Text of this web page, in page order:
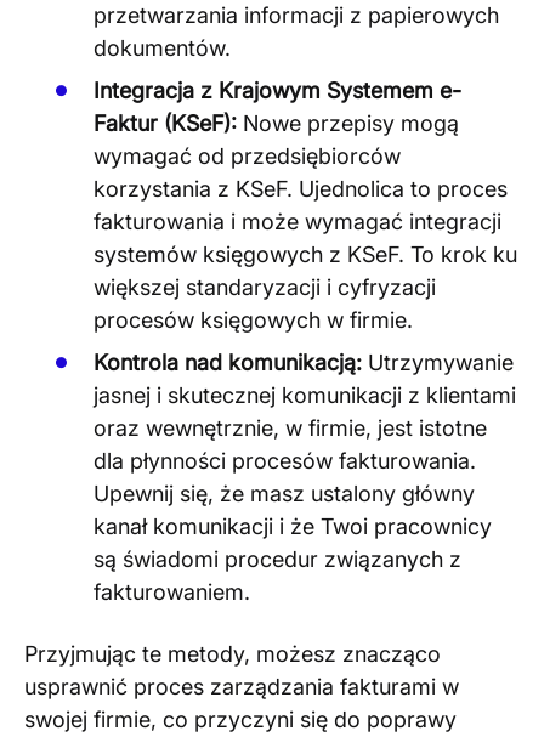
przetwarzania informacji z papierowych
dokumentów​​.
Integracja z Krajowym Systemem e-
Faktur (KSeF): Nowe przepisy mogą
wymagać od przedsiębiorców
korzystania z KSeF. Ujednolica to proces
fakturowania i może wymagać integracji
systemów księgowych z KSeF. To krok ku
większej standaryzacji i cyfryzacji
procesów księgowych w firmie​​.
Kontrola nad komunikacją: Utrzymywanie
jasnej i skutecznej komunikacji z klientami
oraz wewnętrznie, w firmie, jest istotne
dla płynności procesów fakturowania.
Upewnij się, że masz ustalony główny
kanał komunikacji i że Twoi pracownicy
są świadomi procedur związanych z
fakturowaniem​​.
Przyjmując te metody, możesz znacząco
usprawnić proces zarządzania fakturami w
swojej firmie, co przyczyni się do poprawy